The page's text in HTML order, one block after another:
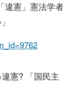
違憲」憲法学者
憲? 「国民主